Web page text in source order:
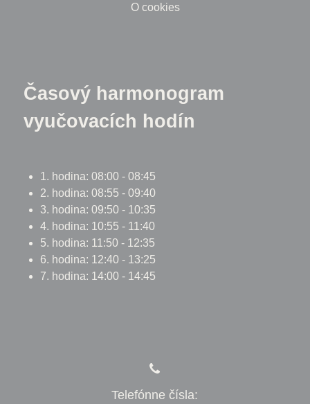
O cookies
Časový harmonogram
vyučovacích hodín
1. hodina: 08:00 - 08:45
2. hodina: 08:55 - 09:40
3. hodina: 09:50 - 10:35
4. hodina: 10:55 - 11:40
5. hodina: 11:50 - 12:35
6. hodina: 12:40 - 13:25
7. hodina: 14:00 - 14:45
Telefónne čísla: